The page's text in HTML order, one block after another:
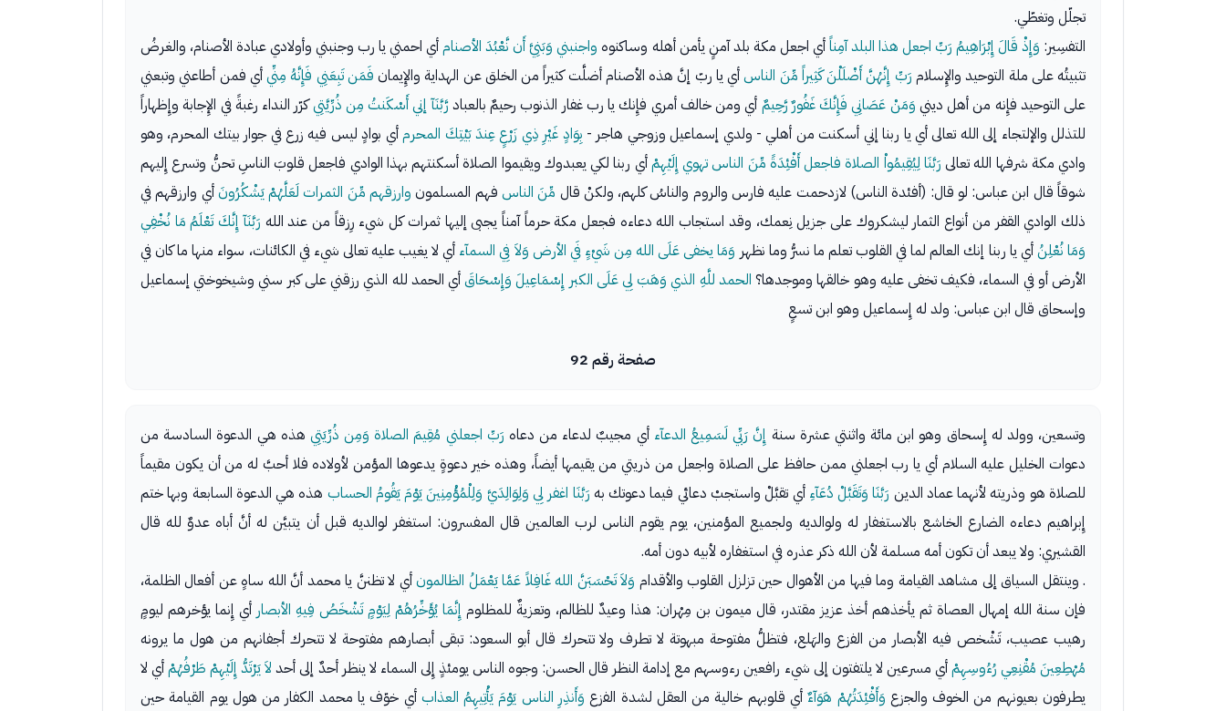
تجلّل وتغطّي.
التفسِير: وَإِذْ قَالَ إِبْرَاهِيمُ رَبِّ اجعل هذا البلد آمِناًأي اجعل مكة بلد آمنٍ يأمن أهله وساكنوه واجنبني وَبَنِيَّ أَن نَّعْبُدَ الأصنامأي احمني يا رب وجنبني وأولادي عبادة الأصنام، والغرضُ
تثبيتُه على ملة التوحيد والإِسلام رَبِّ إِنَّهُنَّ أَضْلَلْنَ كَثِيراً مِّنَ الناسأي يا ربّ إنَّ هذه الأصنام أضلَّت كثيراً من الخلق عن الهداية والإِيمان فَمَن تَبِعَنِي فَإِنَّهُ مِنِّيأي فمن أطاعني وتبعني
على التوحيد فإِنه من أهل ديني وَمَنْ عَصَانِي فَإِنَّكَ غَفُورٌ رَّحِيمٌ أي ومن خالف أمري فإِنك يا رب غفار الذنوب رحيمٌ بالعبادرَّبَّنَآ إني أَسْكَنتُ مِن ذُرِّيَّتِيكرّر النداء رغبةً في الإِجابة وإِظهاراً
للتذلل والإلتجاء إلى الله تعالى أي يا ربنا إني أسكنت من أهلي - ولدي إسماعيل وزوجي هاجر - بِوَادٍ غَيْرِ ذِي زَرْعٍ عِندَ بَيْتِكَ المحرمأي بوادٍ ليس فيه زرع في جوار بيتك المحرم، وهو
وادي مكة شرفها الله تعالى رَبَّنَا لِيُقِيمُواْ الصلاة فاجعل أَفْئِدَةً مِّنَ الناس تهوي إِلَيْهِمْأي ربنا لكي يعبدوك ويقيموا الصلاة أسكنتهم بهذا الوادي فاجعل قلوبَ الناسِ تحنُّ وتسرع إِليهم
شوقاً قال ابن عباس: لو قال: (أفئدة الناس) لازدحمت عليه فارس والروم والناسُ كلهم، ولكنْ قال مِّنَ الناس فهم المسلمون وارزقهم مِّنَ الثمرات لَعَلَّهُمْ يَشْكُرُونَأي وارزقهم في
ذلك الوادي القفر من أنواع الثمار ليشكروك على جزيل نِعمك، وقد استجاب الله دعاءه فجعل مكة حرماً آمناً يجبى إليها ثمرات كل شيء رِزقاً من عند الله رَبَّنَآ إِنَّكَ تَعْلَمُ مَا نُخْفِي
وَمَا نُعْلِنُأي يا ربنا إنك العالم لما في القلوب تعلم ما نسرُّ وما نظهر وَمَا يخفى عَلَى الله مِن شَيْءٍ فَي الأرض وَلاَ فِي السمآء أي لا يغيب عليه تعالى شيء في الكائنات، سواء منها ما كان في
الأرض أو في السماء، فكيف تخفى عليه وهو خالقها وموجدها؟ الحمد للَّهِ الذي وَهَبَ لِي عَلَى الكبر إِسْمَاعِيلَ وَإِسْحَاقَأي الحمد لله الذي رزقني على كبر سني وشيخوختي إسماعيل
وإسحاق قال ابن عباس: ولد له إِسماعيل وهو ابن تسعٍ
صفحة رقم 92
وتسعين، وولد له إِسحاق وهو ابن مائة واثنتي عشرة سنة إِنَّ رَبِّي لَسَمِيعُ الدعآء أي مجيبٌ لدعاء من دعاه رَبِّ اجعلني مُقِيمَ الصلاة وَمِن ذُرِّيَتِي هذه هي الدعوة السادسة من
دعوات الخليل عليه السلام أي يا رب اجعلني ممن حافظ على الصلاة واجعل من ذريتي من يقيمها أيضاً، وهذه خير دعوةٍ يدعوها المؤمن لأولاده فلا أحبَّ له من أن يكون مقيماً
للصلاة هو وذريته لأنهما عماد الدين رَبَّنَا وَتَقَبَّلْ دُعَآءِ أي تقبَّلْ واستجبْ دعائي فيما دعوتك به رَبَّنَا اغفر لِي وَلِوَالِدَيَّ وَلِلْمُؤْمِنِينَ يَوْمَ يَقُومُ الحساب هذه هي الدعوة السابعة وبها ختم
إِبراهيم دعاءه الضارع الخاشع بالاستغفار له ولوالديه ولجميع المؤمنين، يوم يقوم الناس لرب العالمين قال المفسرون: استغفر لوالديه قبل أن يتبيَّن له أنَّ أباه عدوٌ لله قال
القشيري: ولا يبعد أن تكون أمه مسلمة لأن الله ذكر عذره في استغفاره لأبيه دون أمه.
. وينتقل السياق إلى مشاهد القيامة وما فيها من الأهوال حين تزلزل القلوب والأقدام وَلاَ تَحْسَبَنَّ الله غَافِلاً عَمَّا يَعْمَلُ الظالمونأي لا تظننَّ يا محمد أنَّ الله ساهٍ عن أفعال الظلمة،
فإن سنة الله إمهال العصاة ثم يأخذهم أخذ عزيز مقتدر، قال ميمون بن مِهْران: هذا وعيدٌ للظالم، وتعزيةٌ للمظلوم إِنَّمَا يُؤَخِّرُهُمْ لِيَوْمٍ تَشْخَصُ فِيهِ الأبصار أي إِنما يؤخرهم ليومٍ
رهيب عصيب، تَشْخص فيه الأبصار من الفزع والهَلع، فتظلُّ مفتوحة مبهوتة لا تطرف ولا تتحرك قال أبو السعود: تبقى أبصارهم مفتوحة لا تتحرك أجفانهم من هول ما يرونه
مُهْطِعِينَ مُقْنِعِي رُءُوسِهِمْأي مسرعين لا يلتفتون إلى شيء رافعين رءوسهم مع إدامة النظر قال الحسن: وجوه الناس يومئذٍ إِلى السماء لا ينظر أحدٌ إلى أحد لاَ يَرْتَدُّ إِلَيْهِمْ طَرْفُهُمْأي لا
يطرفون بعيونهم من الخوف والجزع وَأَفْئِدَتُهُمْ هَوَآءٌأي قلوبهم خالية من العقل لشدة الفزع وَأَنذِرِ الناس يَوْمَ يَأْتِيهِمُ العذاب أي خوّف يا محمد الكفار من هول يوم القيامة حين